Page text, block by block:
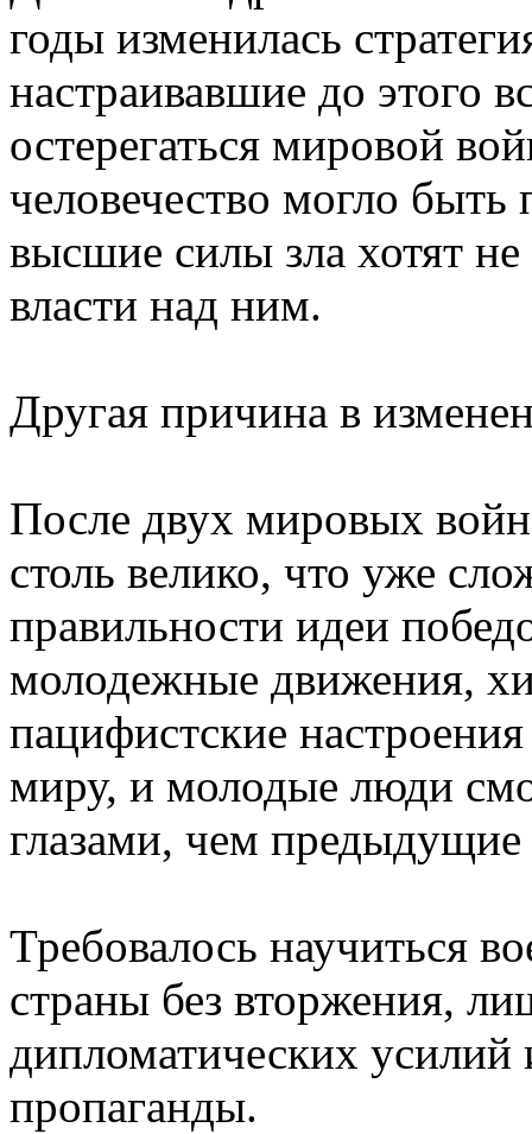
годы изменилась
настраивавшие до этого
остерегаться мировой
человечество могло
высшие силы зла хотят
власти над ним.
Другая причина в
После двух мировых
столь велико, что уже
правильности идеи
молодежные движения,
пацифистские
миру, и молодые люди
глазами, чем предыдущие
Требовалось научиться
страны без вторжения,
дипломатических
пропаганды.